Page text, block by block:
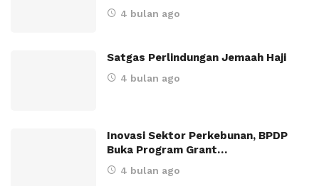
4 bulan ago
Satgas Perlindungan Jemaah Haji
4 bulan ago
Inovasi Sektor Perkebunan, BPDP
Buka Program Grant…
4 bulan ago